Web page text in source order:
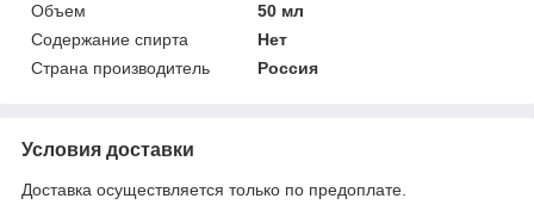
Объем
50 мл
Содержание спирта
Нет
Страна производитель
Россия
Условия доставки
Доставка осуществляется только по предоплате.